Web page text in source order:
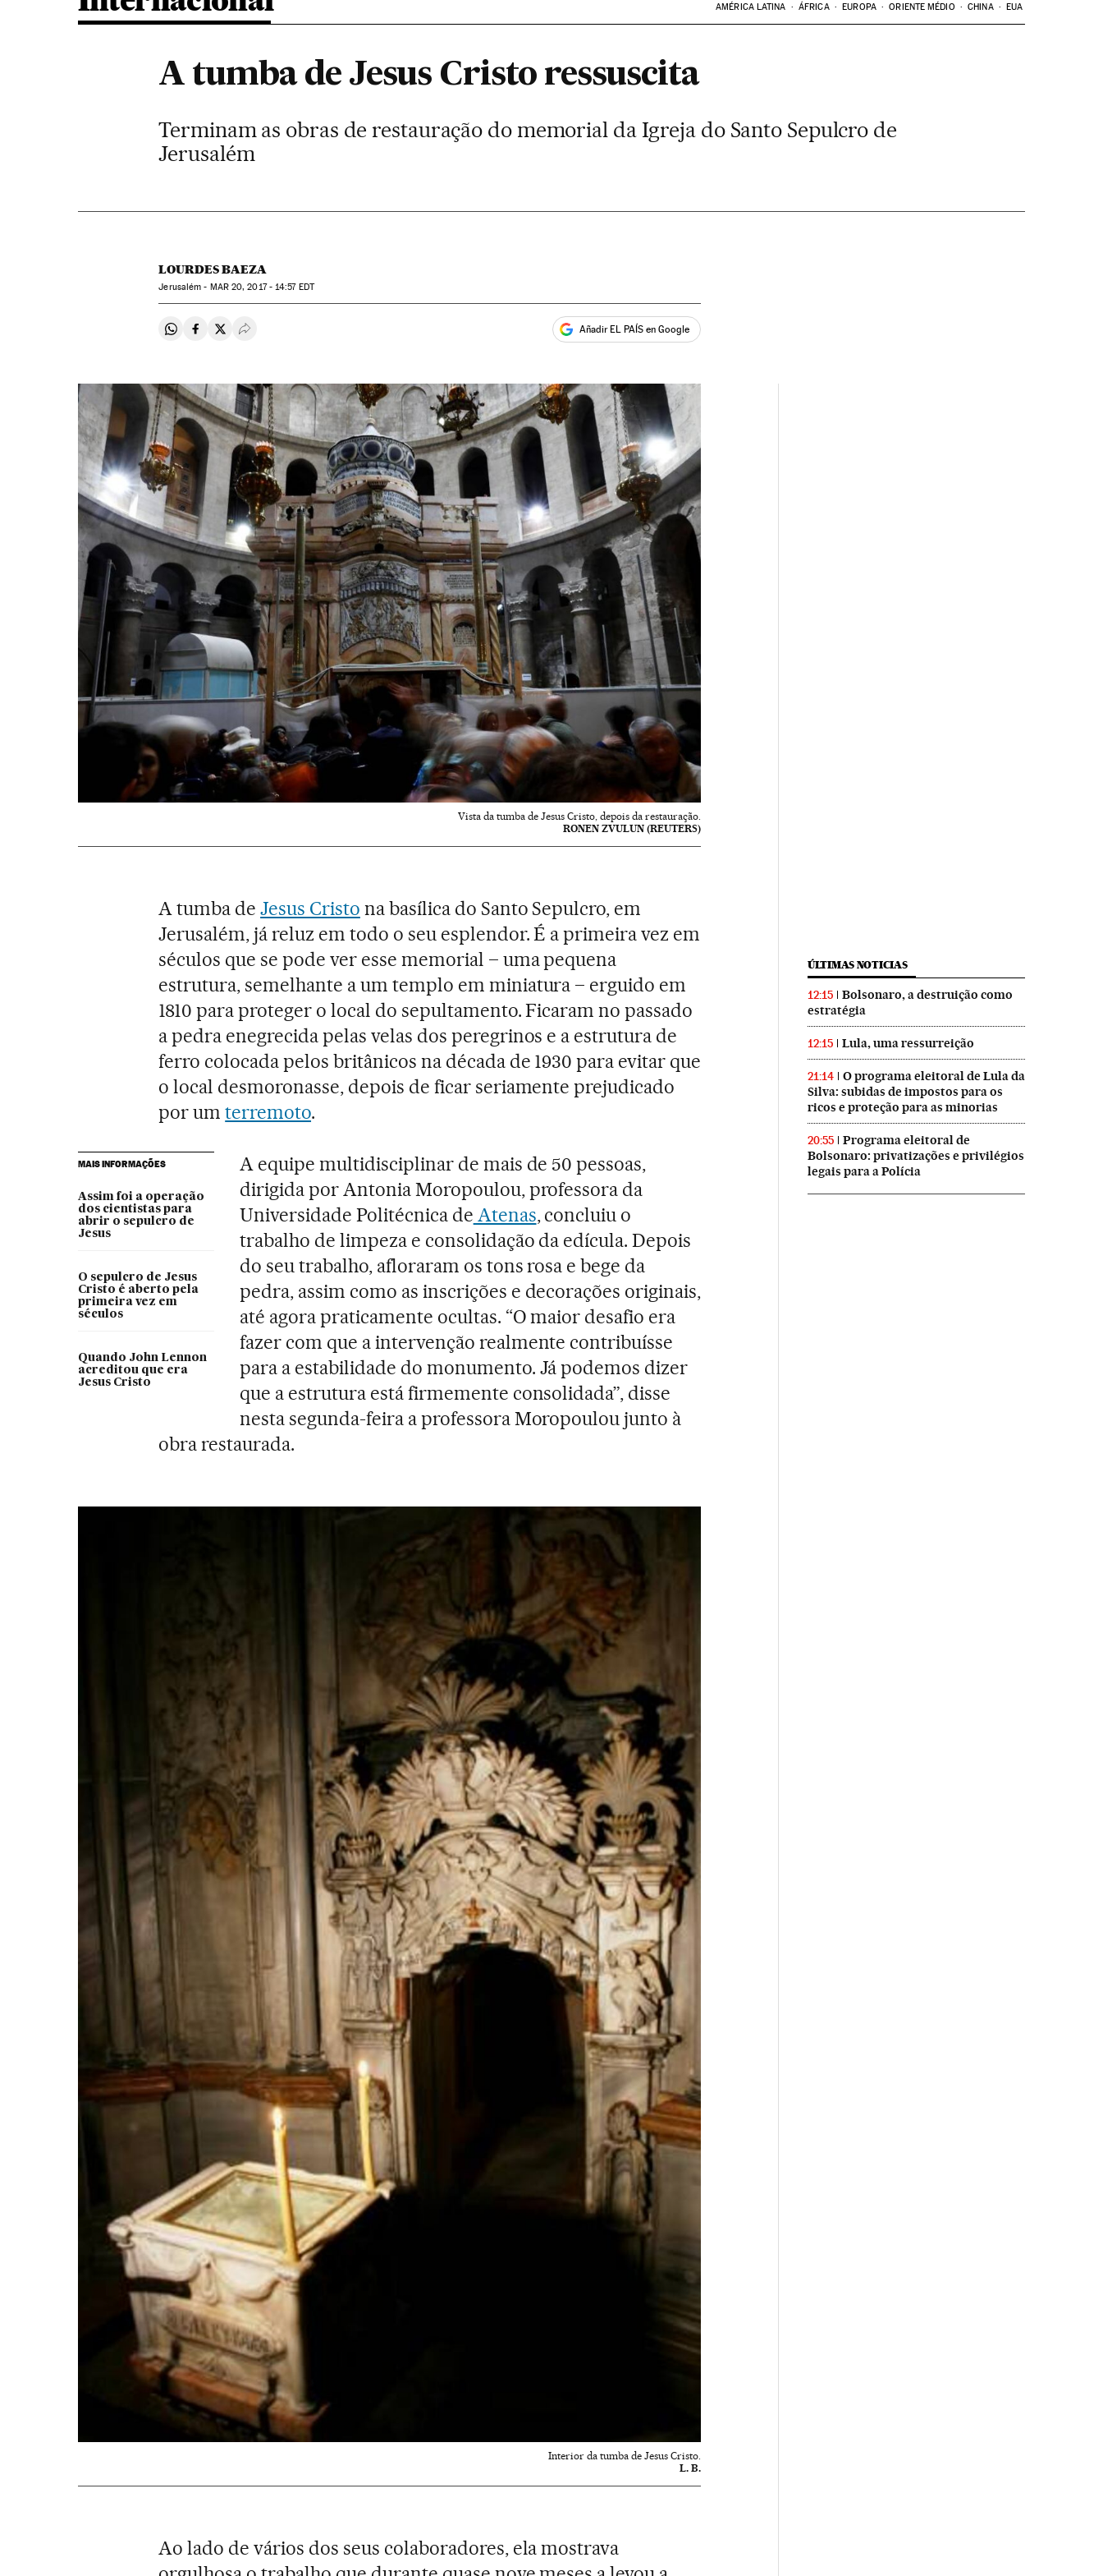
AMÉRICA LATINA ÁFRICA EUROPA ORIENTE MÉDIO CHINA EUA
A tumba de Jesus Cristo ressuscita
Terminam as obras de restauração do memorial da Igreja do Santo Sepulcro de
Jerusalém
LOURDES BAEZA
Jerusalém - MAR20, 2017 - 14:57EDT
Compartir en Whatsapp
Compartir en Facebook
Compartir en Twitter
Desplegar Redes Sociales Añadir EL PAÍS en Google
Vista da tumba de Jesus Cristo, depois da restauração.
RONEN ZVULUN (REUTERS)
A tumba deJesus Cristo na basílica do Santo Sepulcro, em
Jerusalém, já reluz em todo o seu esplendor. É a primeira vez em
séculos que se pode ver esse memorial – uma pequena
estrutura, semelhante a um templo em miniatura – erguido em
1810 para proteger o local do sepultamento. Ficaram no passado
a pedra enegrecida pelas velas dos peregrinos e a estrutura de
ferro colocada pelos britânicos na década de 1930 para evitar que
o local desmoronasse, depois de ficar seriamente prejudicado
por umterremoto.
MAIS INFORMAÇÕES
Assim foi a operação
dos cientistas para
abrir o sepulcro de
Jesus
O sepulcro de Jesus
Cristo é aberto pela
primeira vez em
séculos
Quando John Lennon
acreditou que era
Jesus Cristo
A equipe multidisciplinar de mais de 50 pessoas,
dirigida por Antonia Moropoulou, professora da
Universidade Politécnica de Atenas, concluiu o
trabalho de limpeza e consolidação da edícula. Depois
do seu trabalho, afloraram os tons rosa e bege da
pedra, assim como as inscrições e decorações originais,
até agora praticamente ocultas. “O maior desafio era
fazer com que a intervenção realmente contribuísse
para a estabilidade do monumento. Já podemos dizer
que a estrutura está firmemente consolidada”, disse
nesta segunda-feira a professora Moropoulou junto à
obra restaurada.
Interior da tumba de Jesus Cristo.
L. B.
Ao lado de vários dos seus colaboradores, ela mostrava
ÚLTIMAS NOTICIAS
12:15
Bolsonaro, a destruição como
estratégia
12:15 Lula, uma ressurreição
21:14
O programa eleitoral de Lula da
Silva: subidas de impostos para os
ricos e proteção para as minorias
20:55
Programa eleitoral de
Bolsonaro: privatizações e privilégios
legais para a Polícia